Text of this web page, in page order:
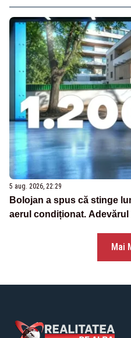
5 aug. 2026, 22:29
Bolojan a spus că stinge
aerul condiționat.
Mai